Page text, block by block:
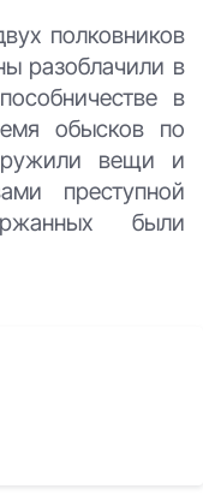
полковников
разоблачили в
в
обысков по
вещи и
преступной
были